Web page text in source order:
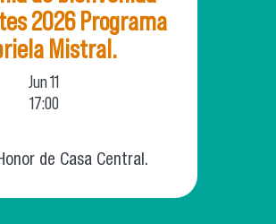
2026 Programa
Mistral.
Jun11
17:00
de Casa Central.